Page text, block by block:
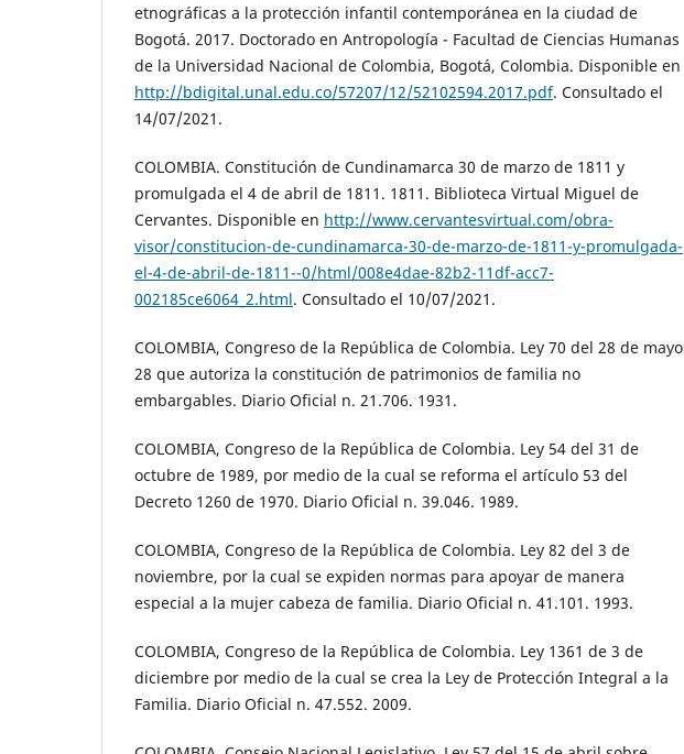
etnográficas a la protección infantil contemporánea en la ciudad de
Bogotá. 2017. Doctorado en Antropología - Facultad de Ciencias Humanas
de la Universidad Nacional de Colombia, Bogotá, Colombia. Disponible en
http://bdigital.unal.edu.co/57207/12/52102594.2017.pdf. Consultado el
14/07/2021.
COLOMBIA. Constitución de Cundinamarca 30 de marzo de 1811 y
promulgada el 4 de abril de 1811. 1811. Biblioteca Virtual Miguel de
Cervantes. Disponible en http://www.cervantesvirtual.com/obra-
visor/constitucion-de-cundinamarca-30-de-marzo-de-1811-y-promulgada-
el-4-de-abril-de-1811--0/html/008e4dae-82b2-11df-acc7-
002185ce6064_2.html. Consultado el 10/07/2021.
COLOMBIA, Congreso de la República de Colombia. Ley 70 del 28 de mayo
28 que autoriza la constitución de patrimonios de familia no
embargables. Diario Oficial n. 21.706. 1931.
COLOMBIA, Congreso de la República de Colombia. Ley 54 del 31 de
octubre de 1989, por medio de la cual se reforma el artículo 53 del
Decreto 1260 de 1970. Diario Oficial n. 39.046. 1989.
COLOMBIA, Congreso de la República de Colombia. Ley 82 del 3 de
noviembre, por la cual se expiden normas para apoyar de manera
especial a la mujer cabeza de familia. Diario Oficial n. 41.101. 1993.
COLOMBIA, Congreso de la República de Colombia. Ley 1361 de 3 de
diciembre por medio de la cual se crea la Ley de Protección Integral a la
Familia. Diario Oficial n. 47.552. 2009.